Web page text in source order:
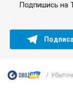
Подпишись на